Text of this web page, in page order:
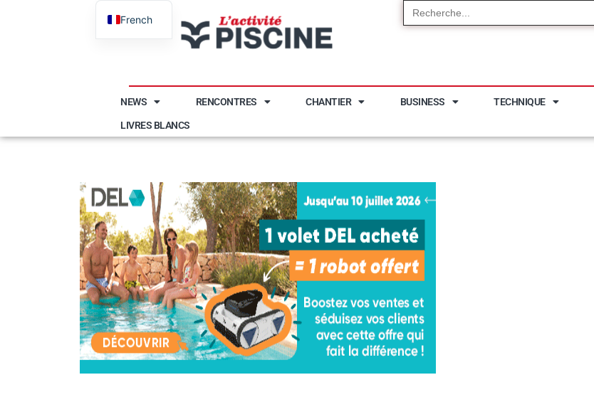
Search
for:
NEWS RENCONTRES CHANTIER BUSINESS TECHNIQUE
LIVRES BLANCS
French